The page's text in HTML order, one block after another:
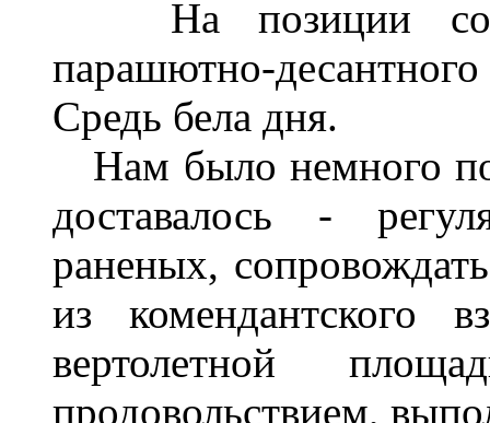
На позиции
парашютно-
Средь бела дня.
Нам было немного
доставалось -
раненых,
из комендантского
вертолетной
продовольствием,